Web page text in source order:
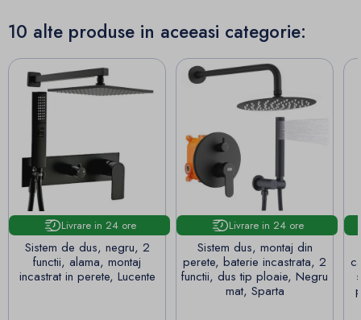
10 alte produse in aceeasi categorie:
Livrare in 24 ore
Sistem de dus, negru, 2
functii, alama, montaj
incastrat in perete, Lucente
Livrare in 24 ore
Sistem dus, montaj din
perete, baterie incastrata, 2
functii, dus tip ploaie, Negru
mat, Sparta